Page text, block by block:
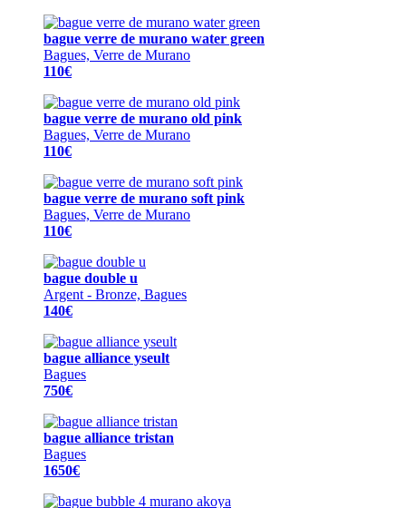
bague verre de murano water green
Bagues, Verre de Murano
110€
bague verre de murano old pink
Bagues, Verre de Murano
110€
bague verre de murano soft pink
Bagues, Verre de Murano
110€
bague double u
Argent - Bronze, Bagues
140€
bague alliance yseult
Bagues
750€
bague alliance tristan
Bagues
1650€